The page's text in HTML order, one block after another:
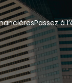
Passez à